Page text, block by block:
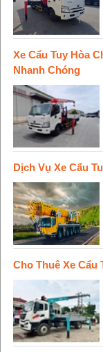
Xe Cẩu Tuy Hòa
Nhanh Chóng
Dịch Vụ Xe Cẩu
Cho Thuê Xe Cẩu